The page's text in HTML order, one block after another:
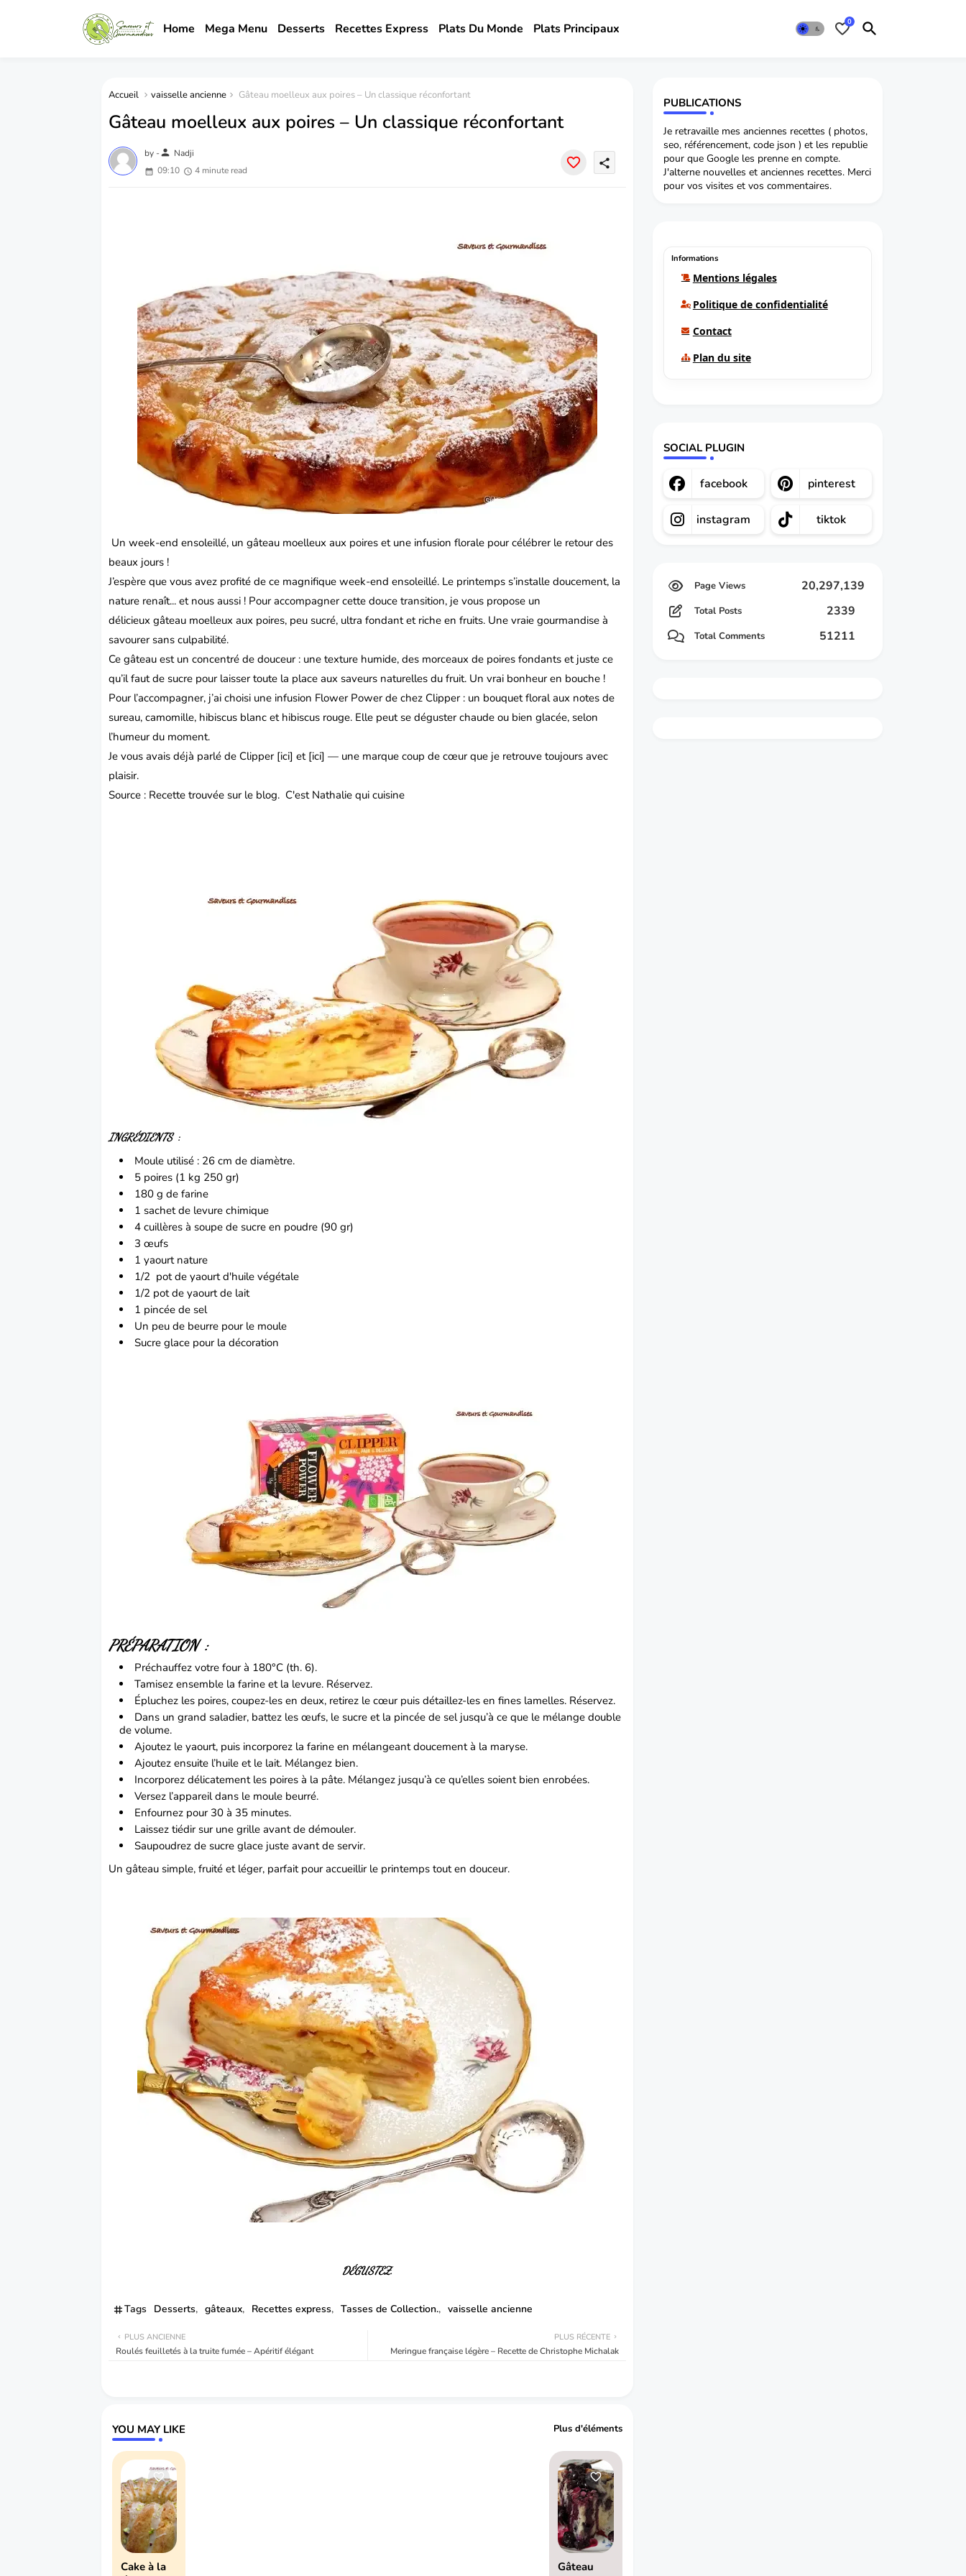
Home Mega Menu Desserts Recettes Express Plats Du Monde Plats Principaux 0
Accueil vaisselle ancienne Gâteau moelleux aux poires – Un classique réconfortant
Gâteau moelleux aux poires – Un classique réconfortant
by -person Nadji
09:10
4 minute read
share
Un week-end ensoleillé, un gâteau moelleux aux poires et une infusion florale pour célébrer le retour des
beaux jours !
J’espère que vous avez profité de ce magnifique week-end ensoleillé. Le printemps s’installe doucement, la
nature renaît... et nous aussi ! Pour accompagner cette douce transition, je vous propose un
délicieuxgâteau moelleux aux poires, peu sucré, ultra fondant et riche en fruits. Une vraie gourmandise à
savourer sans culpabilité.
Ce gâteau est un concentré de douceur : une texture humide, des morceaux de poires fondants et juste ce
qu’il faut de sucre pour laisser toute la place aux saveurs naturelles du fruit. Un vrai bonheur en bouche !
Pour l’accompagner, j’ai choisi une infusion Flower Power de chez Clipper : un bouquet floral aux notes de
sureau, camomille, hibiscus blanc et hibiscus rouge. Elle peut se déguster chaude ou bien glacée, selon
l’humeur du moment.
Je vous avais déjà parlé de Clipper[ici] et [ici] — une marque coup de cœur que je retrouve toujours avec
plaisir.
Source : Recette trouvée sur le blog. C'est Nathalie qui cuisine
INGRÉDIENTS:
Moule utilisé : 26 cm de diamètre.
5 poires (1 kg 250 gr)
180 g de farine
1 sachet de levure chimique
4 cuillères à soupe de sucre en poudre (90 gr)
3 œufs
1 yaourt nature
1/2 pot de yaourt d'huile végétale
1/2 pot de yaourt de lait
1 pincée de sel
Un peu de beurre pour le moule
Sucre glace pour la décoration
PRÉPARATION :
Préchauffez votre four à 180°C (th. 6).
Tamisez ensemble la farine et la levure. Réservez.
Épluchez les poires, coupez-les en deux, retirez le cœur puis détaillez-les en fines lamelles. Réservez.
Dans un grand saladier, battez les œufs, le sucre et la pincée de sel jusqu’à ce que le mélange double
de volume.
Ajoutez le yaourt, puis incorporez la farine en mélangeant doucement à la maryse.
Ajoutez ensuite l’huile et le lait. Mélangez bien.
Incorporez délicatement les poires à la pâte. Mélangez jusqu’à ce qu’elles soient bien enrobées.
Versez l’appareil dans le moule beurré.
Enfournez pour 30 à 35 minutes.
Laissez tiédir sur une grille avant de démouler.
Saupoudrez de sucre glace juste avant de servir.
Un gâteau simple, fruité et léger, parfait pour accueillir le printemps tout en douceur.
DÉGUSTEZ.
Tags Desserts gâteaux Recettes express Tasses de Collection. vaisselle ancienne
PLUS RÉCENTE
Meringue française légère – Recette de Christophe Michalak
PLUS ANCIENNE
Roulés feuilletés à la truite fumée – Apéritif élégant
YOU MAY LIKE Plus d'éléments
Cake à la
Gâteau
PUBLICATIONS
Je retravaille mes anciennes recettes ( photos,
seo, référencement, code json ) et les republie
pour que Google les prenne en compte.
J'alterne nouvelles et anciennes recettes. Merci
pour vos visites et vos commentaires.
Informations
Mentions légales
Politique de confidentialité
Contact
Plan du site
SOCIAL PLUGIN
facebook pinterest
instagram tiktok
20,297,139
Total Posts 2339
Total Comments 51211